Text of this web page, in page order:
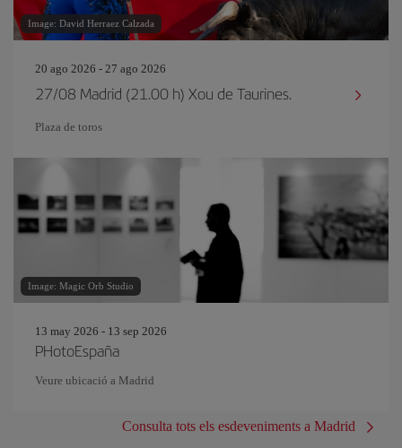
Image: David Herraez Calzada
20 ago 2026 - 27 ago 2026
27/08 Madrid (21.00 h) Xou de Taurines.
Plaza de toros
Image: Magic Orb Studio
13 may 2026 - 13 sep 2026
PHotoEspaña
Veure ubicació a Madrid
Consulta tots els esdeveniments a Madrid